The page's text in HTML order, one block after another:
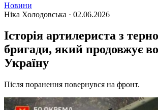
Новини
Ніка Холодовська · 02.06.2026
Історія артилериста з
бригади, який продовжує
Україну
Після поранення повернувся на фронт.